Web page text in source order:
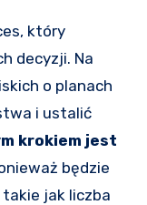
decyzji. Na
o planach
i ustalić
krokiem jest
będzie
takie jak liczba